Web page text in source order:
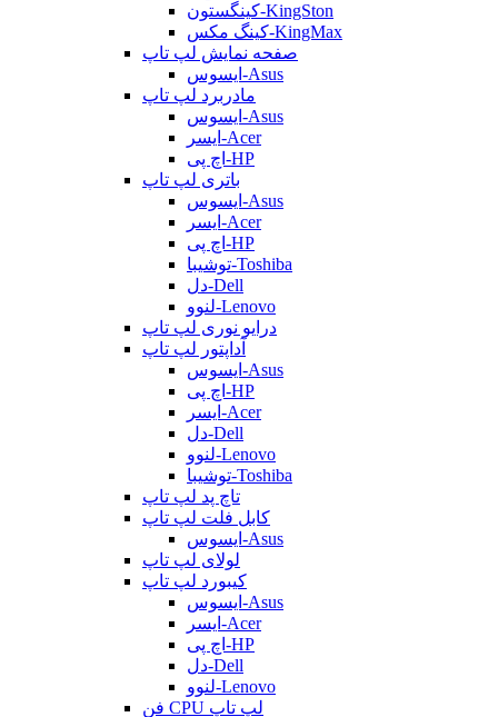
کینگستون-KingSton
کینگ مکس-KingMax
صفحه نمایش لپ تاپ
ایسوس-Asus
مادربرد لپ تاپ
ایسوس-Asus
ایسر-Acer
اچ پی-HP
باتری لپ تاپ
ایسوس-Asus
ایسر-Acer
اچ پی-HP
توشیبا-Toshiba
دل-Dell
لنوو-Lenovo
درایو نوری لپ تاپ
آداپتور لپ تاپ
ایسوس-Asus
اچ پی-HP
ایسر-Acer
دل-Dell
لنوو-Lenovo
توشیبا-Toshiba
تاچ پد لپ تاپ
کابل فلت لپ تاپ
ایسوس-Asus
لولای لپ تاپ
کیبورد لپ تاپ
ایسوس-Asus
ایسر-Acer
اچ پی-HP
دل-Dell
لنوو-Lenovo
فن CPU لپ تاپ